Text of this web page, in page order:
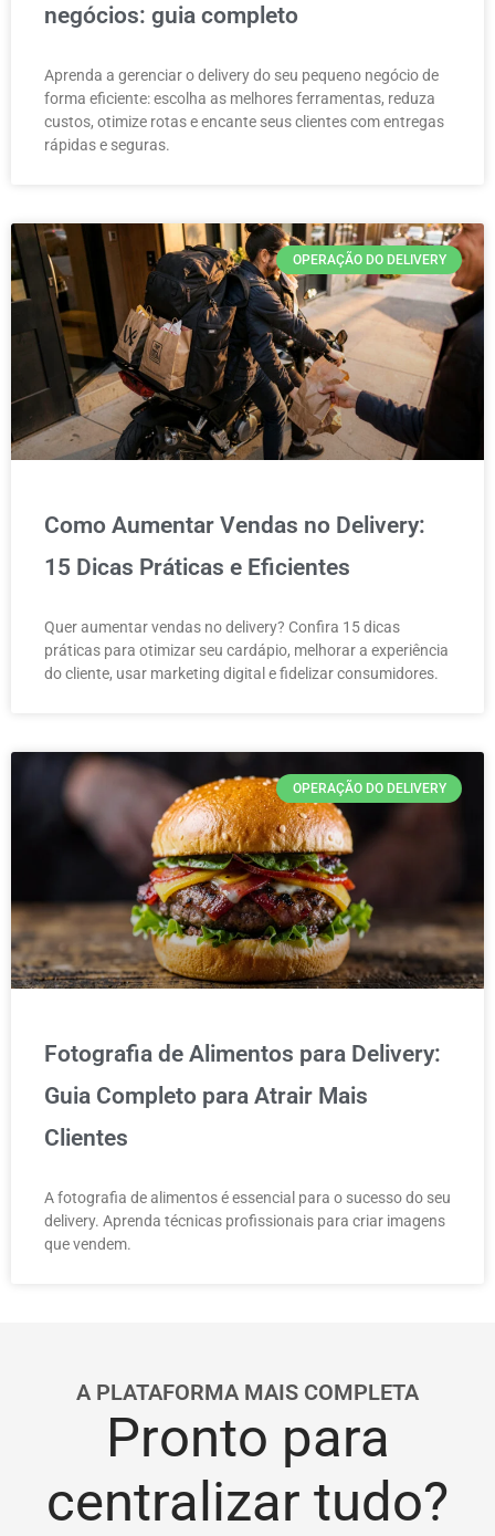
negócios: guia completo
Aprenda a gerenciar o delivery do seu pequeno negócio de
forma eficiente: escolha as melhores ferramentas, reduza
custos, otimize rotas e encante seus clientes com entregas
rápidas e seguras.
OPERAÇÃO DO DELIVERY
Como Aumentar Vendas no Delivery:
15 Dicas Práticas e Eficientes
Quer aumentar vendas no delivery? Confira 15 dicas
práticas para otimizar seu cardápio, melhorar a experiência
do cliente, usar marketing digital e fidelizar consumidores.
OPERAÇÃO DO DELIVERY
Fotografia de Alimentos para Delivery:
Guia Completo para Atrair Mais
Clientes
A fotografia de alimentos é essencial para o sucesso do seu
delivery. Aprenda técnicas profissionais para criar imagens
que vendem.
A PLATAFORMA MAIS COMPLETA
Pronto para
centralizar tudo?